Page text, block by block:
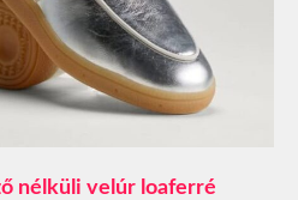
nélküli velúr loaferré